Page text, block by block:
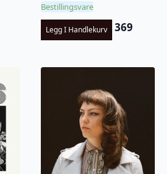
Bestillingsvare
Legg I Handlekurv 369